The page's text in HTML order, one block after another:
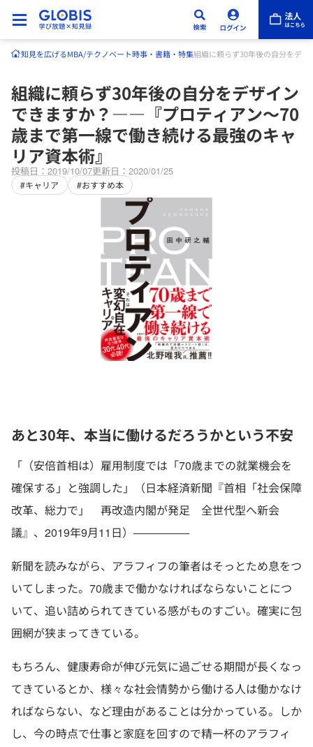
知見を広げるMBA/テクノベート時事・書籍・特集組織に頼らず30年後の自分をデ
組織に頼らず30年後の自分をデザイン
できますか？――『プロティアン～70
歳まで第一線で働き続ける最強のキャ
リア資本術』
投稿日：2019/10/07更新日：2020/01/25
#キャリア #おすすめ本
あと30年、本当に働けるだろうかという不安
「（安倍首相は）雇用制度では「70歳までの就業機会を
確保する」と強調した」（日本経済新聞『首相「社会保障
改革、総力で」 再改造内閣が発足 全世代型へ新会
議』、2019年9月11日）―――――
新聞を読みながら、アラフィフの筆者はそっとため息をつ
いてしまった。70歳まで働かなければならないことにつ
いて、追い詰められてきている感がものすごい。確実に包
囲網が狭まってきている。
もちろん、健康寿命が伸び元気に過ごせる期間が長くなっ
てきているとか、様々な社会情勢から働ける人は働かなけ
ればならない、など理由があることは分かっている。しか
し、今の時点で仕事と家庭を回すので精一杯のアラフィ